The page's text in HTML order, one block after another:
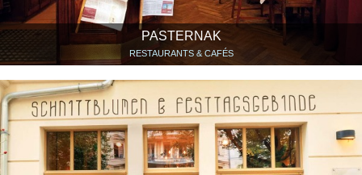
PASTERNAK
RESTAURANTS & CAFÉS